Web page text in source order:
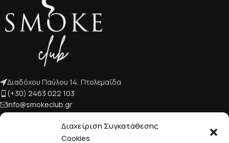
Διαχείριση Συγκατάθεσης
Cookies
Διαδόχου Παύλου 14, Πτολεμαΐδα
(+30) 2463 022 103
info@smokeclub.gr